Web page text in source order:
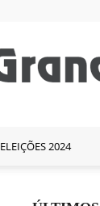
ELEIÇÕES 2024